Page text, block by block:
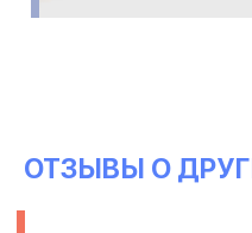
ОТЗЫВЫ О